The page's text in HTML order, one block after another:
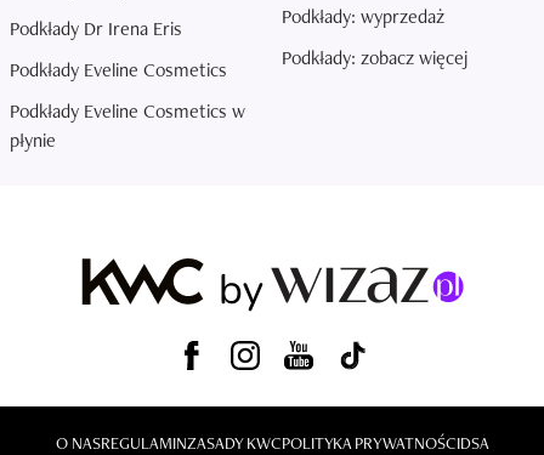
Podkłady Dr Irena Eris
Podkłady Eveline Cosmetics
Podkłady Eveline Cosmetics w
płynie
Podkłady: wyprzedaż
Podkłady: zobacz więcej
O NASREGULAMINZASADY KWCPOLITYKA PRYWATNOŚCIDSA